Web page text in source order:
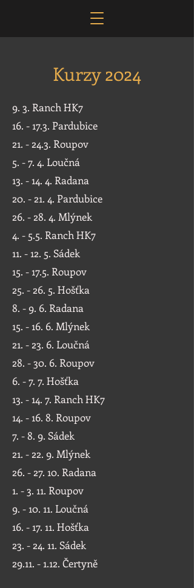
Kurzy 2024
9. 3. Ranch HK7
16. - 17.3. Pardubice
21. - 24.3. Roupov
5. - 7. 4. Loučná
13. - 14. 4. Radana
20. - 21. 4. Pardubice
26. - 28. 4. Mlýnek
4. - 5.5. Ranch HK7
11. - 12. 5. Sádek
15. - 17.5. Roupov
25. - 26. 5. Hošťka
8. - 9. 6. Radana
15. - 16. 6. Mlýnek
21. - 23. 6. Loučná
28. - 30. 6. Roupov
6. - 7. 7. Hošťka
13. - 14. 7. Ranch HK7
14. - 16. 8. Roupov
7. - 8. 9. Sádek
21. - 22. 9. Mlýnek
26. - 27. 10. Radana
1. - 3. 11. Roupov
9. - 10. 11. Loučná
16. - 17. 11. Hošťka
23. - 24. 11. Sádek
29.11. - 1.12. Čertyně